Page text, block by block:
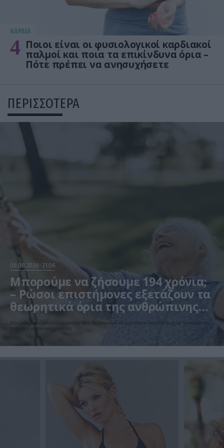
KΑΡΔΙΑ
4 Ποιοι είναι οι φυσιολογικοί καρδιακοί
παλμοί και ποια τα επικίνδυνα όρια –
Πότε πρέπει να ανησυχήσετε
ΠΕΡΙΣΣΟΤΕΡΑ
06.08.2026 21:06
Μπορούμε να ζήσουμε 194 χρόνια;
– Ρώσοι επιστήμονες εξετάζουν τα
θεωρητικά όρια της ανθρώπινης
ζωής
Νέο μαθηματικό μοντέλο υπολογίζει πόσο θα μπορούσε να επεκταθεί η διάρκεια ζωής αν περιορίζονταν
οι βασικοί μηχανισμοί γήρανσης